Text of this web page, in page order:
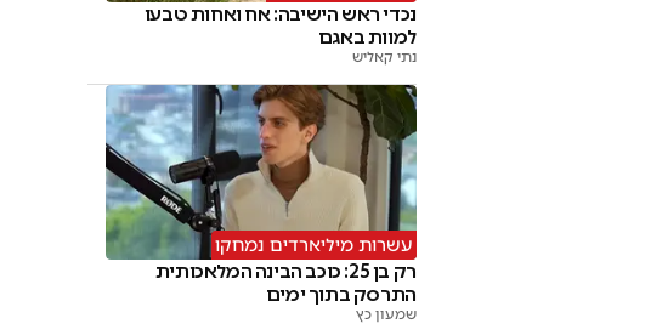
נכדי ראש הישיבה: אח ואחות טבעו
למוות באגם
נתי קאליש
עשרות מיליארדים נמחקו
רק בן 25: כוכב הבינה המלאכותית
התרסק בתוך ימים
שמעון כץ